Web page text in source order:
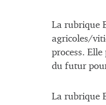
La rubrique
agricoles/
process.
du futur
La rubrique